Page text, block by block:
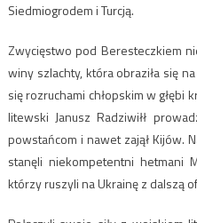
Siedmiogrodem i Turcją.
Zwycięstwo pod Beresteczkiem
winy szlachty, która obraziła się
się rozruchami chłopskim w głębi
litewski Janusz Radziwiłł
powstańcom i nawet zajął Kijów.
stanęli niekompetentni hetmani
którzy ruszyli na Ukrainę z dalszą